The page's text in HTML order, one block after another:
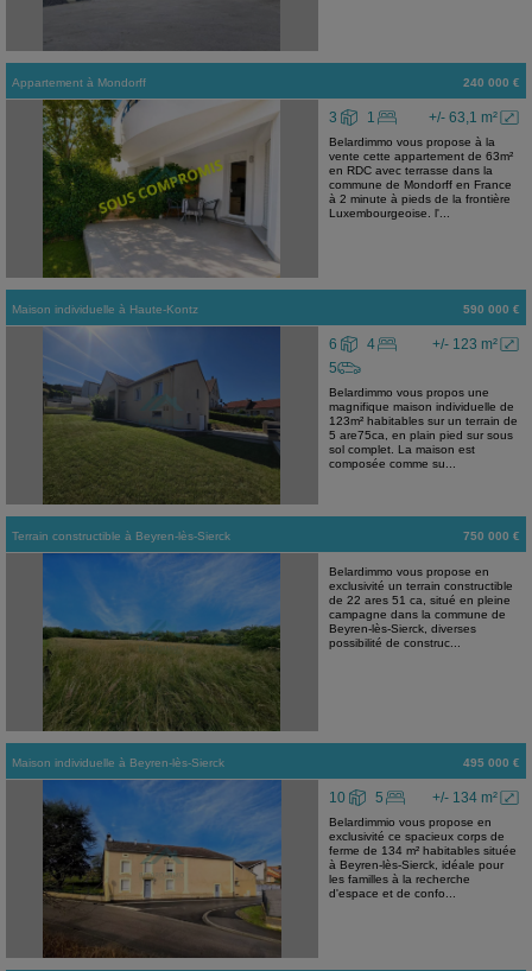
Appartement à Mondorff 240 000 €
+/- 63,1 m²
3 1
Belardimmo vous propose à la
vente cette appartement de 63m²
en RDC avec terrasse dans la
commune de Mondorff en France
à 2 minute à pieds de la frontière
Luxembourgeoise. l'...
Maison individuelle à Haute-Kontz 590 000 €
+/- 123 m²
6
4
5
Belardimmo vous propos une
magnifique maison individuelle de
123m² habitables sur un terrain de
5 are75ca, en plain pied sur sous
sol complet. La maison est
composée comme su...
Terrain constructible à Beyren-lès-Sierck 750 000 €
Belardimmo vous propose en
exclusivité un terrain constructible
de 22 ares 51 ca, situé en pleine
campagne dans la commune de
Beyren-lès-Sierck, diverses
possibilité de construc...
Maison individuelle à Beyren-lès-Sierck 495 000 €
+/- 134 m²
10 5
Belardimmio vous propose en
exclusivité ce spacieux corps de
ferme de 134 m² habitables située
à Beyren-lès-Sierck, idéale pour
les familles à la recherche
d'espace et de confo...